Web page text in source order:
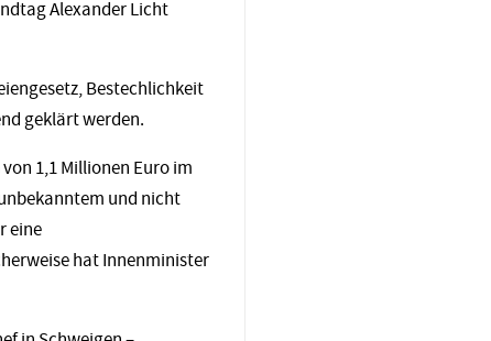
Alexander Licht
Bestechlichkeit
geklärt werden.
1,1 Millionen Euro im
und nicht
eine
hat Innenminister